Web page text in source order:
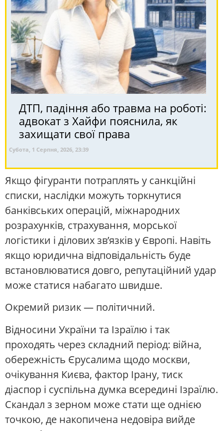
ДТП, падіння або травма на роботі:
адвокат з Хайфи пояснила, як
захищати свої права
Субота, 1 Серпня, 2026, 23:39
Якщо фігуранти потраплять у санкційні
списки, наслідки можуть торкнутися
банківських операцій, міжнародних
розрахунків, страхування, морської
логістики і ділових зв’язків у Європі. Навіть
якщо юридична відповідальність буде
встановлюватися довго, репутаційний удар
може статися набагато швидше.
Окремий ризик — політичний.
Відносини України та Ізраїлю і так
проходять через складний період: війна,
обережність Єрусалима щодо москви,
очікування Києва, фактор Ірану, тиск
діаспор і суспільна думка всередині Ізраїлю.
Скандал з зерном може стати ще однією
точкою, де накопичена недовіра вийде